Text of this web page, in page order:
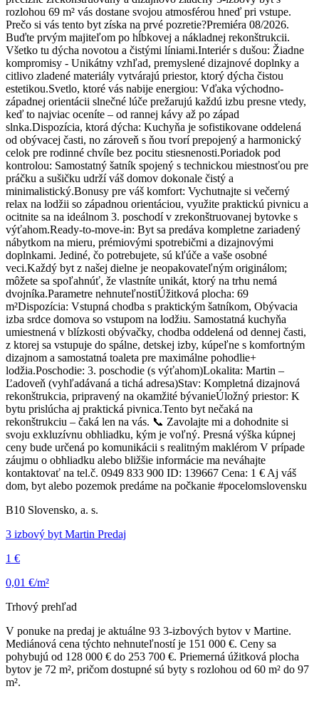
rozlohou 69 m² vás dostane svojou atmosférou hneď pri vstupe.
Prečo si vás tento byt získa na prvé pozretie?Premiéra 08/2026.
Buďte prvým majiteľom po hĺbkovej a nákladnej rekonštrukcii.
Všetko tu dýcha novotou a čistými líniami.Interiér s dušou: Žiadne
kompromisy - Unikátny vzhľad, premyslené dizajnové doplnky a
citlivo zladené materiály vytvárajú priestor, ktorý dýcha čistou
estetikou.Svetlo, ktoré vás nabije energiou: Vďaka východno-
západnej orientácii slnečné lúče prežarujú každú izbu presne vtedy,
keď to najviac oceníte – od rannej kávy až po západ
slnka.Dispozícia, ktorá dýcha: Kuchyňa je sofistikovane oddelená
od obývacej časti, no zároveň s ňou tvorí prepojený a harmonický
celok pre rodinné chvíle bez pocitu stiesnenosti.Poriadok pod
kontrolou: Samostatný šatník spojený s technickou miestnosťou pre
práčku a sušičku udrží váš domov dokonale čistý a
minimalistický.Bonusy pre váš komfort: Vychutnajte si večerný
relax na lodžii so západnou orientáciou, využite praktickú pivnicu a
ocitnite sa na ideálnom 3. poschodí v zrekonštruovanej bytovke s
výťahom.Ready-to-move-in: Byt sa predáva kompletne zariadený
nábytkom na mieru, prémiovými spotrebičmi a dizajnovými
doplnkami. Jediné, čo potrebujete, sú kľúče a vaše osobné
veci.Každý byt z našej dielne je neopakovateľným originálom;
môžete sa spoľahnúť, že vlastníte unikát, ktorý na trhu nemá
dvojníka.Parametre nehnuteľnostiÚžitková plocha: 69
m²Dispozícia: Vstupná chodba s praktickým šatníkom, Obývacia
izba srdce domova so vstupom na lodžiu. Samostatná kuchyňa
umiestnená v blízkosti obývačky, chodba oddelená od dennej časti,
z ktorej sa vstupuje do spálne, detskej izby, kúpeľne s komfortným
dizajnom a samostatná toaleta pre maximálne pohodlie+
lodžia.Poschodie: 3. poschodie (s výťahom)Lokalita: Martin –
Ľadoveň (vyhľadávaná a tichá adresa)Stav: Kompletná dizajnová
rekonštrukcia, pripravený na okamžité bývanieÚložný priestor: K
bytu prislúcha aj praktická pivnica.Tento byt nečaká na
rekonštrukciu – čaká len na vás. 📞 Zavolajte mi a dohodnite si
svoju exkluzívnu obhliadku, kým je voľný. Presná výška kúpnej
ceny bude určená po komunikácii s realitným maklérom V prípade
záujmu o obhliadku alebo bližšie informácie ma neváhajte
kontaktovať na tel.č. 0949 833 900 ID: 139667 Cena: 1 € Aj váš
dom, byt alebo pozemok predáme na počkanie #pocelomslovensku
B10 Slovensko, a. s.
3 izbový byt Martin Predaj
1 €
0,01 €/m²
Trhový prehľad
V ponuke na predaj je aktuálne 93 3-izbových bytov v Martine.
Mediánová cena týchto nehnuteľností je 151 000 €. Ceny sa
pohybujú od 128 000 € do 253 700 €. Priemerná úžitková plocha
bytov je 72 m², pričom dostupné sú byty s rozlohou od 60 m² do 97
m².